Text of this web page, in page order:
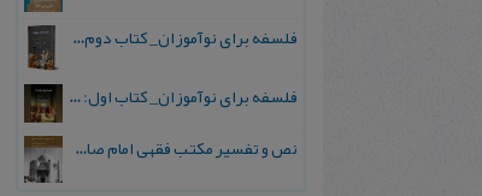
فلسفه برای نوآموزان_ کتاب دوم: پرسش درباره واقعیت و معرفت
فلسفه برای نوآموزان_ کتاب اول: تردید در باورهای رایج
نص و تفسیر مکتب فقهی امام صادق علیه السلام